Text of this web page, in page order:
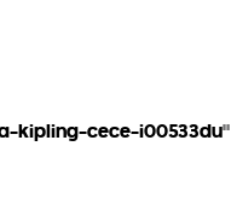
kipling-cece-i00533du"